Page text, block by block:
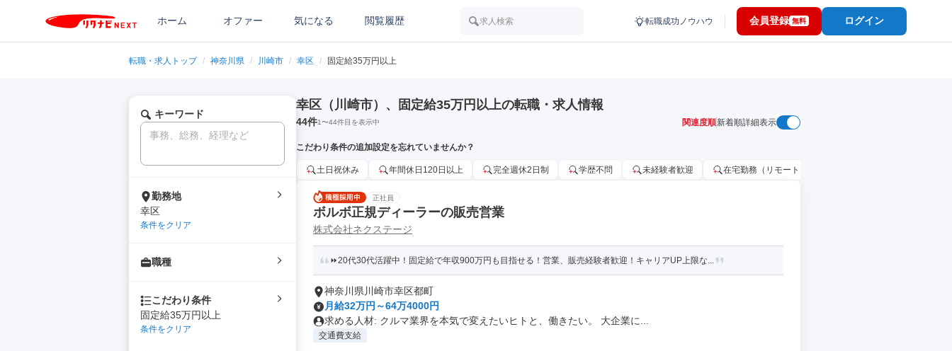
ホーム オファー 気になる 閲覧履歴 求人検索 転職成功ノウハウ 会員登録 無料 ログイン
転職・求人トップ / 神奈川県 / 川崎市 / 幸区 / 固定給35万円以上
キーワード
勤務地
幸区
条件をクリア
職種
こだわり条件
固定給35万円以上
条件をクリア
幸区（川崎市）、固定給35万円以上の転職・求人情報
44件1〜44件目を表示中 関連度順新着順詳細表示
こだわり条件の追加設定を忘れていませんか？
土日祝休み 年間休日120日以上 完全週休2日制 学歴不問 未経験者歓迎 在宅勤務（リモートワーク）OK
正社員
ボルボ正規ディーラーの販売営業
株式会社ネクステージ
⏩️20代30代活躍中！固定給で年収900万円も目指せる！営業、販売経験者歓迎！キャリアUP上限な...
神奈川県川崎市幸区都町
月給32万円～64万4000円
求める人材: クルマ業界を本気で変えたいヒトと、働きたい。 大企業に...
交通費支給